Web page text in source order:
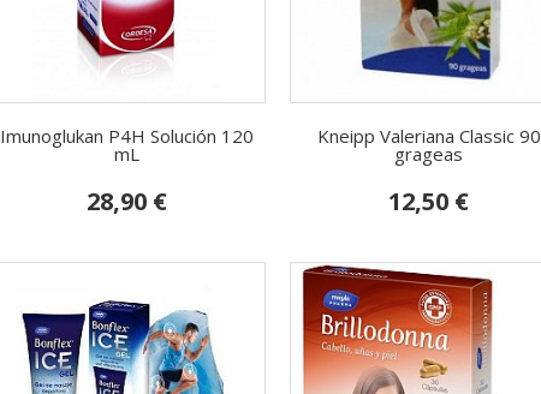
Imunoglukan P4H Solución 120
mL
28,90 €
Kneipp Valeriana Classic 90
grageas
12,50 €